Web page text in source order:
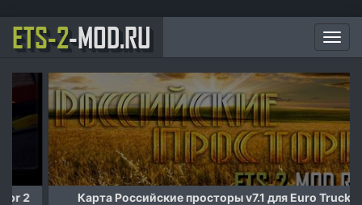
ETS-2-MOD.RU
Карта Российские просторы v7.1 для Euro Truck